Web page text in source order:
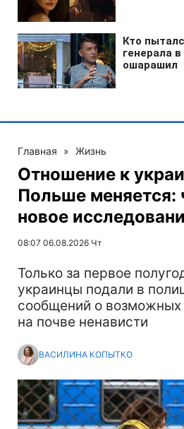
Главная » Жизнь
Отношение к
Польше меняется:
новое
08:07 06.08.2026 Чт
Только за первое
украинцы подали в
сообщений о возможных
на почве ненависти
ВАСИЛИНА КОПЫТКО